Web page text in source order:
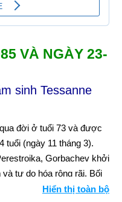
VÀ NGÀY 23-
sinh Tessanne
đời ở tuổi 73 và được
tuổi (ngày 11 tháng 3).
Gorbachev khởi
tự do hóa rộng rãi. Bối
từ năm 1533Hiển thị toàn bộ